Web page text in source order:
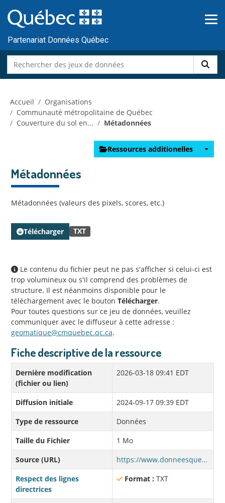
au
contenu
Partenariat Données Québec
Accueil
Organisations
Communauté métropolitaine de Québec
Couverture du sol en...
Métadonnées
Ressources additionelles
Métadonnées
Métadonnées (valeurs des pixels, scores, etc.)
Télécharger TXT
Le contenu du fichier peut ne pas s'afficher si celui-ci est
trop volumineux ou s'il comprend des problèmes de
structure. Il est néanmoins disponible pour le
téléchargement avec le bouton Télécharger.
Pour toutes questions sur ce jeu de données, veuillez
communiquer avec le diffuseur à cette adresse :
geomatique@cmquebec.qc.ca.
Fiche descriptive de la ressource
Dernière modification
(fichier ou lien)
2026-03-18 09:41 EDT
Diffusion initiale
2024-09-17 09:39 EDT
Type de ressource
Données
Taille du Fichier
1 Mo
Source (URL)
https://www.donneesquebec.ca/recherche/dataset/0f9b6c91-579c-4c5d-a5bf-64c3bc5f0d0a/resource/b38153e3-0e06-491a-b21a-bbaf7af79ab0/download/cmquebec_couverturesol_metadonnees.txt
Respect des lignes
directrices
Format : TXT